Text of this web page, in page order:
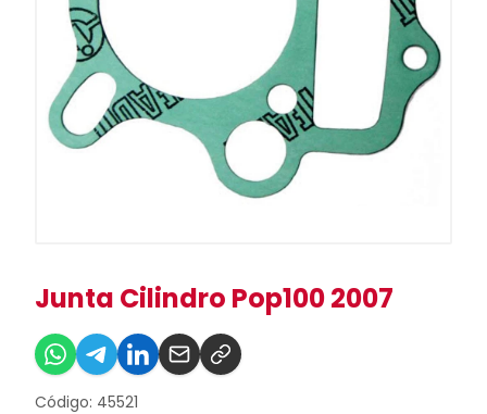
Junta Cilindro Pop100 2007
Código: 45521